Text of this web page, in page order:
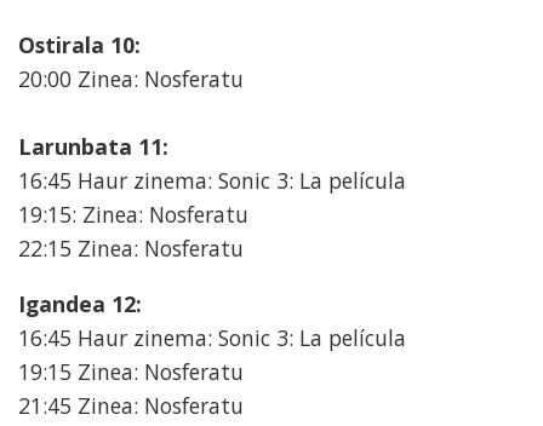
Ostirala 10:
20:00 Zinea: Nosferatu
Larunbata 11:
16:45 Haur zinema: Sonic 3: La película
19:15: Zinea: Nosferatu
22:15 Zinea: Nosferatu
Igandea 12:
16:45 Haur zinema: Sonic 3: La película
19:15 Zinea: Nosferatu
21:45 Zinea: Nosferatu